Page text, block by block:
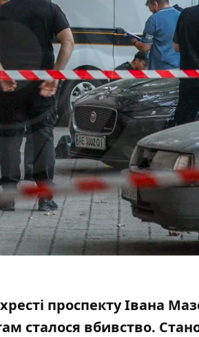
проспекту Івана
сталося вбивство.